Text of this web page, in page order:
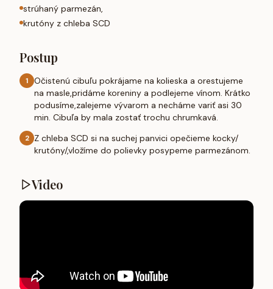
strúhaný parmezán,
krutóny z chleba SCD
Postup
1
Očistenú cibuľu pokrájame na kolieska a orestujeme
na masle,pridáme koreniny a podlejeme vínom. Krátko
podusíme,zalejeme vývarom a necháme variť asi 30
min. Cibuľa by mala zostať trochu chrumkavá.
2 Z chleba SCD si na suchej panvici opečieme kocky/
krutóny/,vložíme do polievky posypeme parmezánom.
Video